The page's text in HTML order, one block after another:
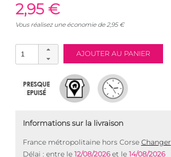
2,95 €
Vous réalisez une économie de2,95€
Informations sur la livraison
France métropolitaine hors Corse Changer
Délai : entre le 12/08/2026et le 14/08/2026